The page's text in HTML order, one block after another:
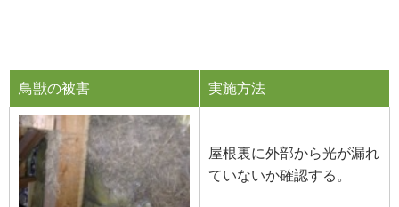
鳥獣の被害 実施方法
屋根裏に外部から光が漏れ
ていないか確認する。